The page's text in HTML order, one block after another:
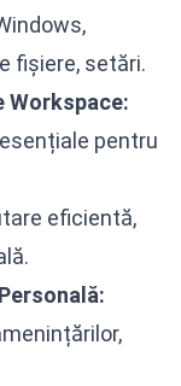
fișiere, setări.
pentru
eficientă,